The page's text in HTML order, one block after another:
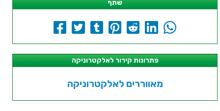
שתף
פתרונות קירור לאלקטרוניקה
מאווררים לאלקטרוניקה